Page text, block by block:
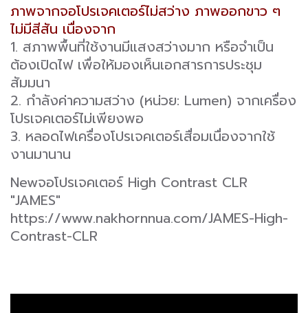
ภาพจากจอโปรเจคเตอร์ไม่สว่าง ภาพออกขาว ๆ
ไม่มีสีสัน เนื่องจาก
1. สภาพพื้นที่ใช้งานมีแสงสว่างมาก หรือจำเป็น
ต้องเปิดไฟ เพื่อให้มองเห็นเอกสารการประชุม
สัมมนา
2. กำลังค่าความสว่าง (หน่วย: Lumen) จากเครื่อง
โปรเจคเตอร์ไม่เพียงพอ
3. หลอดไฟเครื่องโปรเจคเตอร์เสื่อมเนื่องจากใช้
งานมานาน
Newจอโปรเจคเตอร์ High Contrast CLR
"JAMES"
https://www.nakhornnua.com/JAMES-High-
Contrast-CLR